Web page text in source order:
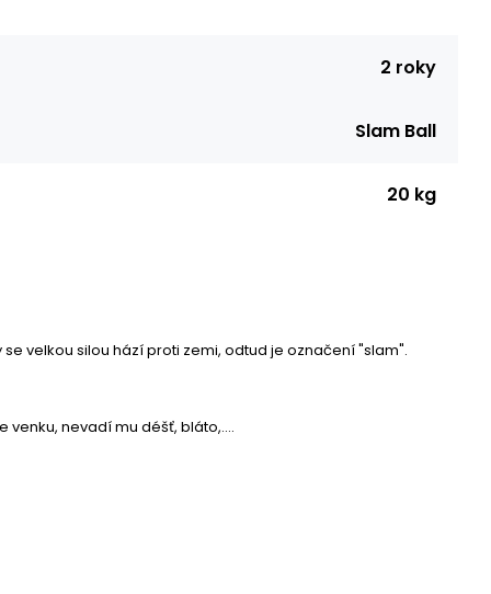
2 roky
Slam Ball
20 kg
velkou silou hází proti zemi, odtud je označení "slam".
nevadí mu déšť, bláto,....